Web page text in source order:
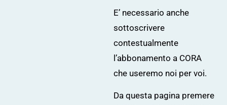
E’ necessario anche
sottoscrivere
contestualmente
l’abbonamento a CORA
che useremo noi per voi.
Da questa pagina premere